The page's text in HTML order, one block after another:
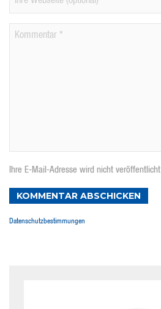
Ihre E-Mail-Adresse wird nicht veröffentlicht
KOMMENTAR ABSCHICKEN
Datenschutzbestimmungen